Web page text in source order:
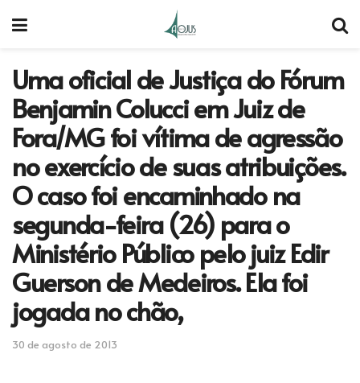
Uma oficial de Justiça do Fórum
Benjamin Colucci em Juiz de
Fora/MG foi vítima de agressão
no exercício de suas atribuições.
O caso foi encaminhado na
segunda-feira (26) para o
Ministério Público pelo juiz Edir
Guerson de Medeiros. Ela foi
jogada no chão,
30 de agosto de 2013